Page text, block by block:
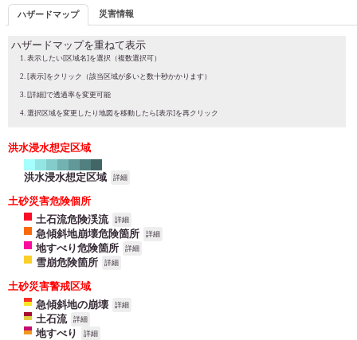
ハザードマップ 災害情報
ハザードマップを重ねて表示
表示したい[区域名]を選択（複数選択可）
[表示]をクリック（該当区域が多いと数十秒かかります）
[詳細]で透過率を変更可能
選択区域を変更したり地図を移動したら[表示]を再クリック
洪水浸水想定区域
洪水浸水想定区域 詳細
土砂災害危険個所
土石流危険渓流
詳細
急傾斜地崩壊危険箇所 詳細
地すべり危険箇所 詳細
雪崩危険箇所 詳細
土砂災害警戒区域
急傾斜地の崩壊
詳細
土石流 詳細
地すべり 詳細